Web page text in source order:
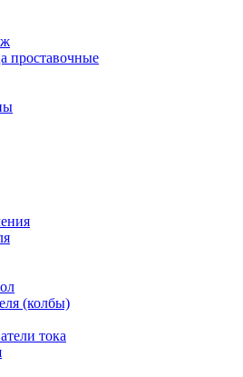
проставочные
(колбы)
тока